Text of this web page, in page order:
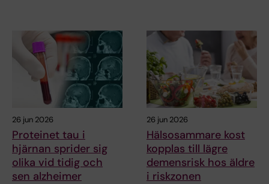
26 jun 2026
Proteinet tau i
hjärnan sprider sig
olika vid tidig och
sen alzheimer
26 jun 2026
Hälsosammare kost
kopplas till lägre
demensrisk hos äldre
i riskzonen